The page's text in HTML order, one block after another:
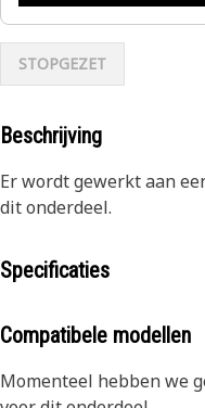
STOPGEZET
Beschrijving
Er wordt gewerkt aan
dit onderdeel.
Specificaties
Compatibele modellen
Momenteel hebben we